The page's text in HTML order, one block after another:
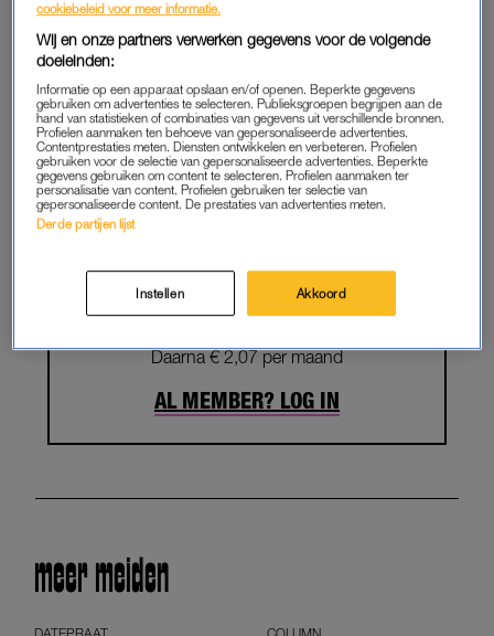
Onbeperkt toegang tot alle artikelen
De chillste deals: win een e-reader of
elektrische fiets
Lees LINDA.meiden online
Geen gedoe: iedere maand
opzegbaar
START GRATIS
Daarna € 2,07 per maand
AL MEMBER? LOG IN
meer meiden
cookiebeleid voor meer informatie.
Wij en onze partners verwerken gegevens voor de volgende
doeleinden:
Informatie op een apparaat opslaan en/of openen. Beperkte gegevens
gebruiken om advertenties te selecteren. Publieksgroepen begrijpen aan de
hand van statistieken of combinaties van gegevens uit verschillende bronnen.
Profielen aanmaken ten behoeve van gepersonaliseerde advertenties.
Contentprestaties meten. Diensten ontwikkelen en verbeteren. Profielen
gebruiken voor de selectie van gepersonaliseerde advertenties. Beperkte
gegevens gebruiken om content te selecteren. Profielen aanmaken ter
personalisatie van content. Profielen gebruiken ter selectie van
gepersonaliseerde content. De prestaties van advertenties meten.
Derde partijen lijst
Instellen Akkoord